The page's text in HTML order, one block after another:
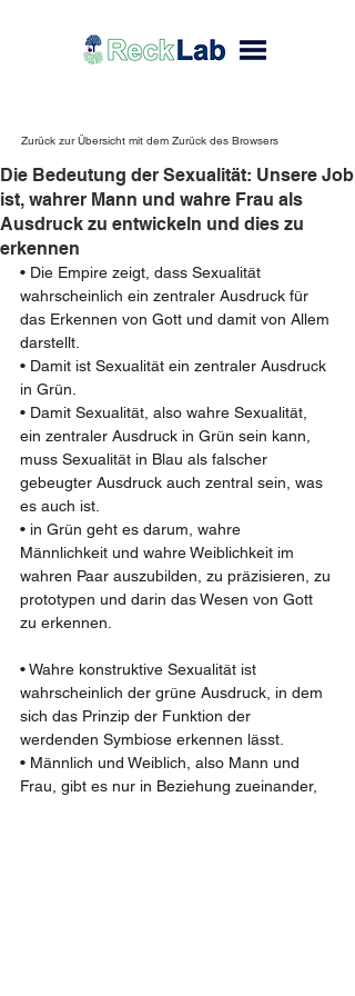
Zurück zur Übersicht mit dem Zurück des Browsers
Die Bedeutung der Sexualität: Unsere Job
ist, wahrer Mann und wahre Frau als
Ausdruck zu entwickeln und dies zu
erkennen
• Die Empire zeigt, dass Sexualität
wahrscheinlich ein zentraler Ausdruck für
das Erkennen von Gott und damit von Allem
darstellt.
• Damit ist Sexualität ein zentraler Ausdruck
in Grün.
• Damit Sexualität, also wahre Sexualität,
ein zentraler Ausdruck in Grün sein kann,
muss Sexualität in Blau als falscher
gebeugter Ausdruck auch zentral sein, was
es auch ist.
• in Grün geht es darum, wahre
Männlichkeit und wahre Weiblichkeit im
wahren Paar auszubilden, zu präzisieren, zu
prototypen und darin das Wesen von Gott
zu erkennen.
• Wahre konstruktive Sexualität ist
wahrscheinlich der grüne Ausdruck, in dem
sich das Prinzip der Funktion der
werdenden Symbiose erkennen lässt.
• Männlich und Weiblich, also Mann und
Frau, gibt es nur in Beziehung zueinander,